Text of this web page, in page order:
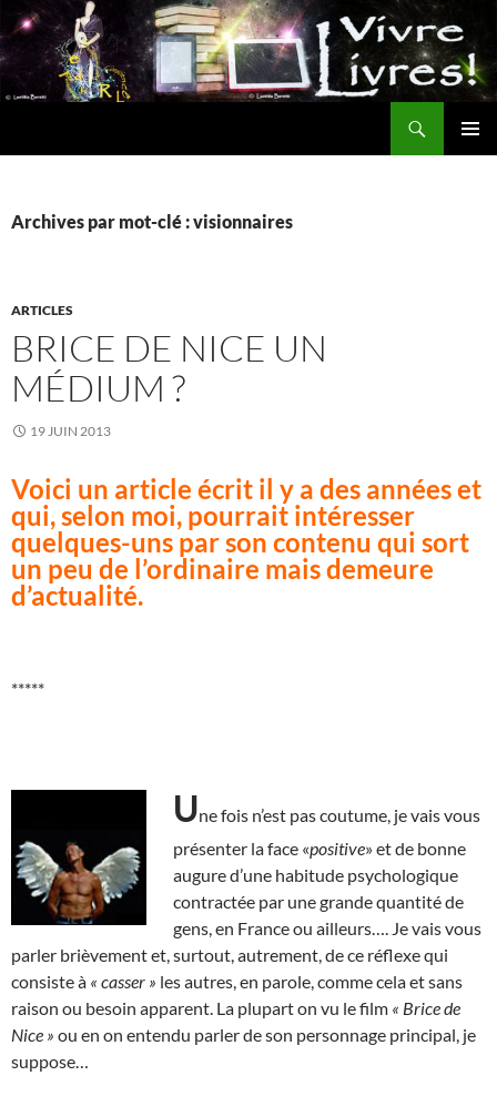
Aller
au
contenu
Archives par mot-clé : visionnaires
ARTICLES
BRICE DE NICE UN
MÉDIUM ?
19 JUIN 2013
Voici un article écrit il y a des années et
qui, selon moi, pourrait intéresser
quelques-uns par son contenu qui sort
un peu de l’ordinaire mais demeure
d’actualité.
*****
Une fois n’est pas coutume, je vais vous
présenter la face «positive» et de bonne
augure d’une habitude psychologique
contractée par une grande quantité de
gens, en France ou ailleurs…. Je vais vous
parler brièvement et, surtout, autrement, de ce réflexe qui
consiste à « casser » les autres, en parole, comme cela et sans
raison ou besoin apparent. La plupart on vu le film « Brice de
Nice » ou en on entendu parler de son personnage principal, je
suppose…